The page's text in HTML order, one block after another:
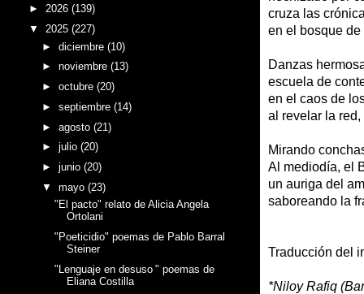
cruza las
en el bosque
Danzas
escuela de
en el caos de
al revelar la
Mirando
Al mediodía, el
un auriga del
saboreando la
Traducción del
*Niloy Rafiq
► 2026 (139)
▼ 2025 (227)
► diciembre (10)
► noviembre (13)
► octubre (20)
► septiembre (14)
► agosto (21)
► julio (20)
► junio (20)
▼ mayo (23)
"El pacto" relato de Alicia Angela
Ortolani
"Poeticidio" poemas de Pablo Barral
Steiner
"Lenguaje en desuso " poemas de
Eliana Costilla